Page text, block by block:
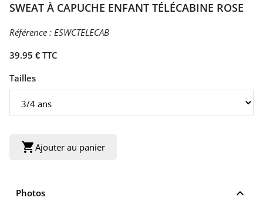
SWEAT À CAPUCHE ENFANT TÉLÉCABINE ROSE
Référence : ESWCTELECAB
39.95 € TTC
Tailles
shopping_cartAjouter au panier
Photos keyboard_arrow_up